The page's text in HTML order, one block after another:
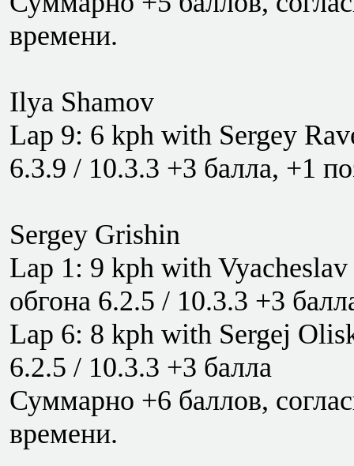
времени.
Ilya Shamov
Lap 9: 6 kph with Sergey
6.3.9 / 10.3.3 +3 балла, +1
Sergey Grishin
Lap 1: 9 kph with
обгона 6.2.5 / 10.3.3 +3
Lap 6: 8 kph with Sergej
6.2.5 / 10.3.3 +3 балла
Суммарно +6 баллов,
времени.